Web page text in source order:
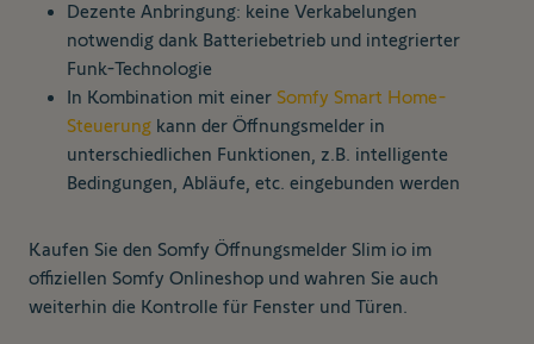
Dezente Anbringung: keine Verkabelungen
notwendig dank Batteriebetrieb und integrierter
Funk-Technologie
In Kombination mit einer Somfy Smart Home-
Steuerung kann der Öffnungsmelder in
unterschiedlichen Funktionen, z.B. intelligente
Bedingungen, Abläufe, etc. eingebunden werden
Kaufen Sie den Somfy Öffnungsmelder Slim io im
offiziellen Somfy Onlineshop und wahren Sie auch
weiterhin die Kontrolle für Fenster und Türen.